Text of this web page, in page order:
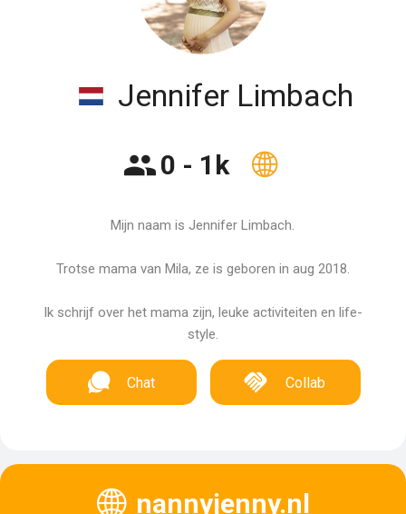
Jennifer Limbach
0 - 1k
Mijn naam is Jennifer Limbach.
Trotse mama van Mila, ze is geboren in aug 2018.
Ik schrijf over het mama zijn, leuke activiteiten en life-
style.
Chat Collab
nannyjenny.nl